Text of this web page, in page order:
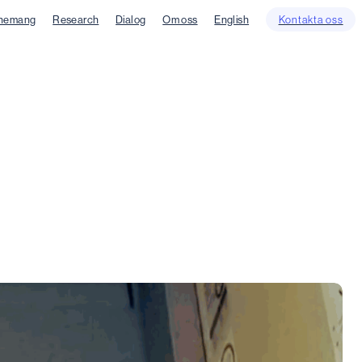
Research Dialog Om oss English Kontakta oss